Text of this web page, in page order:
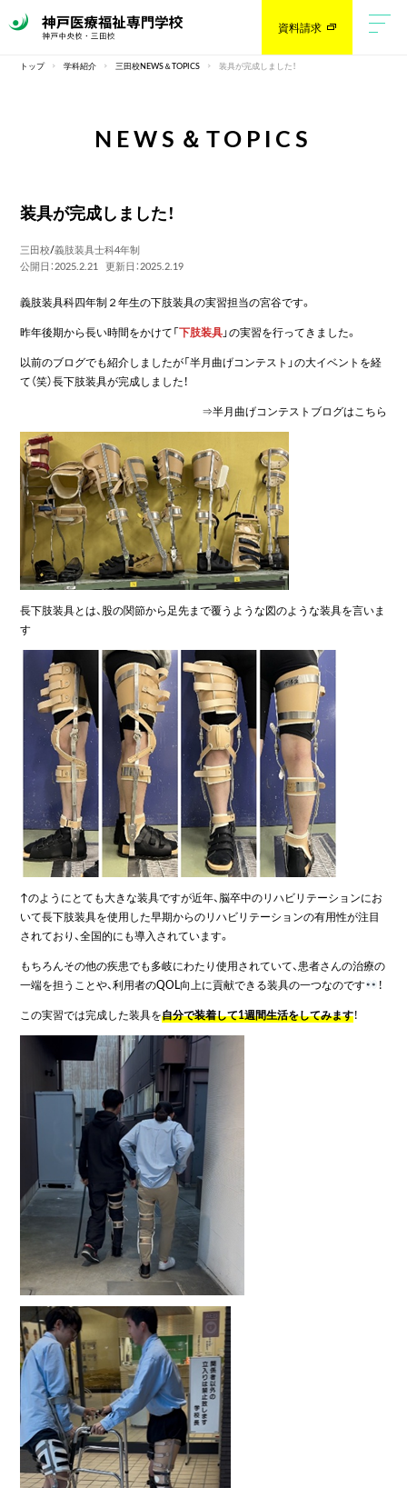
資料請求
トップ 学科紹介 三田校NEWS＆TOPICS 装具が完成しました！
NEWS＆TOPICS
装具が完成しました！
三田校/義肢装具士科4年制
公開日：2025.2.21 更新日：2025.2.19
義肢装具科四年制２年生の下肢装具の実習担当の宮谷です。
昨年後期から長い時間をかけて「下肢装具」の実習を行ってきました。
以前のブログでも紹介しましたが「半月曲げコンテスト」の大イベントを経
て（笑）長下肢装具が完成しました！
⇒半月曲げコンテストブログはこちら
長下肢装具とは、股の関節から足先まで覆うような図のような装具を言いま
す
↑のようにとても大きな装具ですが近年、脳卒中のリハビリテーションにお
いて長下肢装具を使用した早期からのリハビリテーションの有用性が注目
されており、全国的にも導入されています。
もちろんその他の疾患でも多岐にわたり使用されていて、患者さんの治療の
一端を担うことや、利用者のQOL向上に貢献できる装具の一つなのです
！
この実習では完成した装具を自分で装着して1週間生活をしてみます！